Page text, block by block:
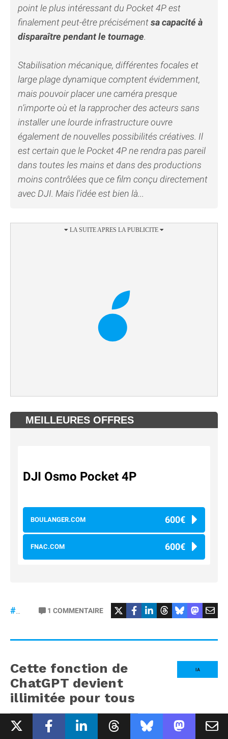
point le plus intéressant du Pocket 4P est
finalement peut-être précisémentsa capacité à
disparaître pendant le tournage.
Stabilisation mécanique, différentes focales et
large plage dynamique comptent évidemment,
mais pouvoir placer une caméra presque
n’importe où et la rapprocher des acteurs sans
installer une lourde infrastructure ouvre
également de nouvelles possibilités créatives. Il
est certain que le Pocket 4P ne rendra pas pareil
dans toutes les mains et dans des productions
moins contrôlées que ce film conçu directement
avec DJI. Mais l'idée est bien là...
MEILLEURES OFFRES
DJI Osmo Pocket 4P
BOULANGER.COM 600€
FNAC.COM 600€
#osmopocket4P
1 COMMENTAIRE
IA
Cette fonction de
ChatGPT devient
illimitée pour tous
PAR LAURENCE - PUBLIÉ LE7 AOÛT 2026À 16H22